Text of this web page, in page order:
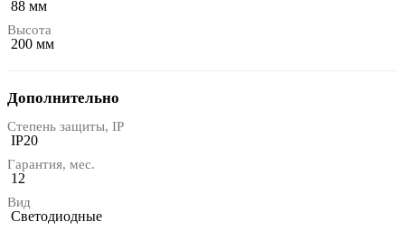
88 мм
Высота
200 мм
Дополнительно
Степень защиты, IP
IP20
Гарантия, мес.
12
Вид
Светодиодные